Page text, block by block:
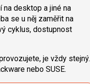
na desktop a jiné na
se u něj zaměřit na
cyklus, dostupnost
je vždy stejný.
nebo SUSE.